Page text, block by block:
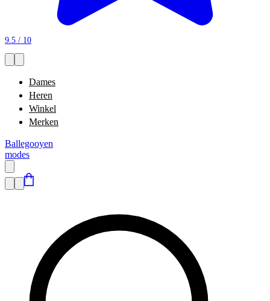
9.5 / 10
Dames
Heren
Winkel
Merken
Ballegooyen
modes